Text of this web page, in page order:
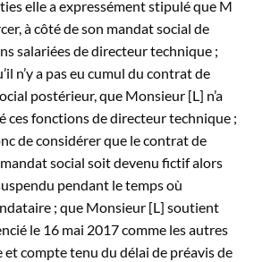
elle a expressément stipulé que M
à côté de son mandat social de
salariées de directeur technique ;
n’y a pas eu cumul du contrat de
postérieur, que Monsieur [L] n’a
ces fonctions de directeur technique ;
de considérer que le contrat de
social soit devenu fictif alors
pendant le temps où
; que Monsieur [L] soutient
le 16 mai 2017 comme les autres
et compte tenu du délai de préavis de